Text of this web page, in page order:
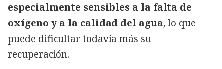
especialmente sensibles a la falta de
oxígeno y a la calidad del agua, lo que
puede dificultar todavía más su
recuperación.